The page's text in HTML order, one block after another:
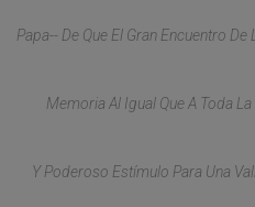
Papa-- De Que El Gran Encuentro
Memoria Al Igual Que A Toda
Y Poderoso Estímulo Para Una